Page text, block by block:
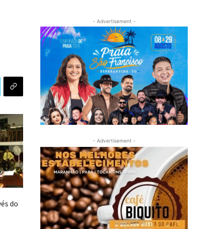
do
- Advertisement -
- Advertisement -